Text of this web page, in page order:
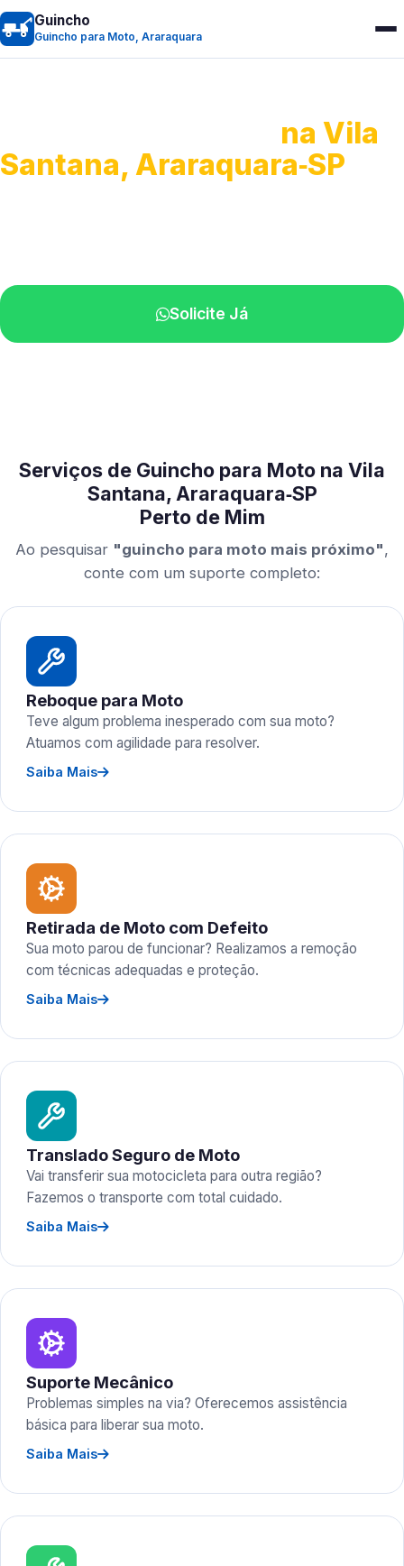
Guincho
Guincho para Moto, Araraquara
na Vila
Santana, Araraquara‑SP
Solicite Já
Serviços de Guincho para Moto na Vila
Santana, Araraquara‑SP
Perto de Mim
Ao pesquisar "guincho para moto mais próximo",
conte com um suporte completo:
Reboque para Moto
Teve algum problema inesperado com sua moto?
Atuamos com agilidade para resolver.
Saiba Mais
Retirada de Moto com Defeito
Sua moto parou de funcionar? Realizamos a remoção
com técnicas adequadas e proteção.
Saiba Mais
Translado Seguro de Moto
Vai transferir sua motocicleta para outra região?
Fazemos o transporte com total cuidado.
Saiba Mais
Suporte Mecânico
Problemas simples na via? Oferecemos assistência
básica para liberar sua moto.
Saiba Mais